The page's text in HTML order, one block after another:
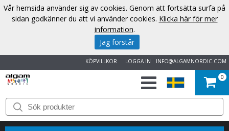
INFO@ALGAMNORDIC.COM
LOGGA IN
KÖPVILLKOR
START
VARUMÄRKEN
0
Vår hemsida använder sig av cookies. Genom att fortsätta surfa på
sidan godkänner du att vi använder cookies. Klicka här för mer
information.
Jag förstår